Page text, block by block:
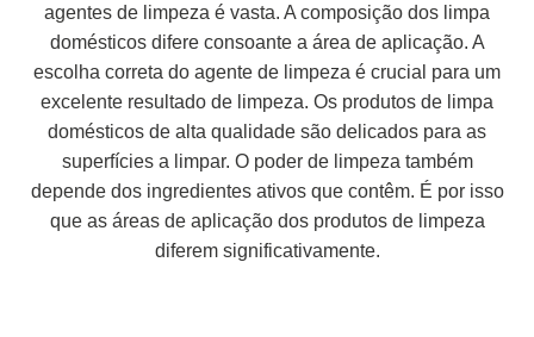
agentes de limpeza é vasta. A composição dos limpa
domésticos difere consoante a área de aplicação. A
escolha correta do agente de limpeza é crucial para um
excelente resultado de limpeza. Os produtos de limpa
domésticos de alta qualidade são delicados para as
superfícies a limpar. O poder de limpeza também
depende dos ingredientes ativos que contêm. É por isso
que as áreas de aplicação dos produtos de limpeza
diferem significativamente.